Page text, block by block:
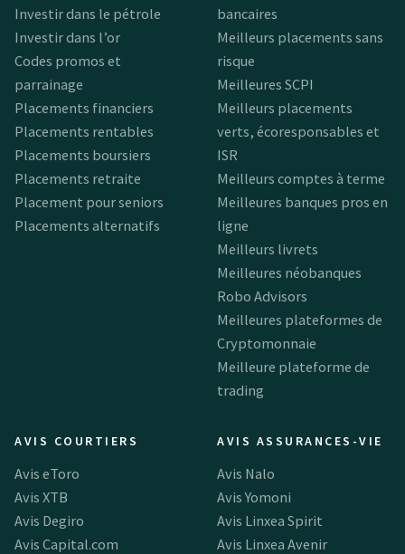
Investir dans le pétrole
Investir dans l’or
Codes promos et
parrainage
Placements financiers
Placements rentables
Placements boursiers
Placements retraite
Placement pour seniors
Placements alternatifs
bancaires
Meilleurs placements sans
risque
Meilleures SCPI
Meilleurs placements
verts, écoresponsables et
ISR
Meilleurs comptes à terme
Meilleures banques pros en
ligne
Meilleurs livrets
Meilleures néobanques
Robo Advisors
Meilleures plateformes de
Cryptomonnaie
Meilleure plateforme de
trading
AVIS COURTIERS
Avis eToro
Avis XTB
Avis Degiro
Avis Capital.com
AVIS ASSURANCES-VIE
Avis Nalo
Avis Yomoni
Avis Linxea Spirit
Avis Linxea Avenir